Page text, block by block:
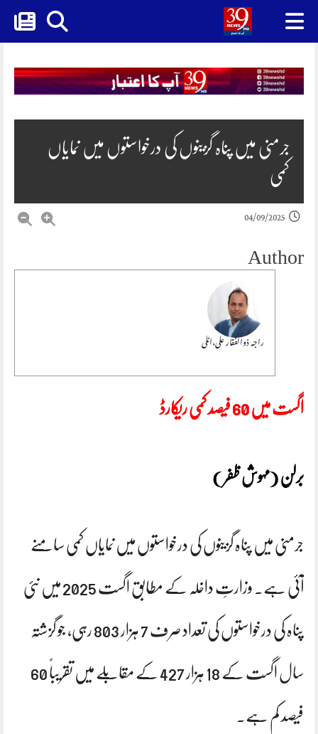
Skip
content
جرمنی میں پناہ گزینوں کی درخواستوں میں نمایاں
کمی
04/09/2025
Author
راجہ ذوالفقار علی،اٹلی
اگست میں 60 فیصد کمی ریکارڈ
برلن (مہوش ظفر )
جرمنی میں پناہ گزینوں کی درخواستوں میں نمایاں کمی سامنے
آئی ہے۔ وزارتِ داخلہ کے مطابق اگست 2025 میں نئی
پناہ کی درخواستوں کی تعداد صرف 7 ہزار 803 رہی، جو گزشتہ
سال اگست کے 18 ہزار 427 کے مقابلے میں تقریباً 60
فیصد کم ہے۔